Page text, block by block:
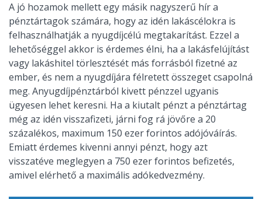
A jó hozamok mellett egy másik nagyszerű hír a
pénztártagok számára, hogy az idén lakáscélokra is
felhasználhatják a nyugdíjcélú megtakarítást. Ezzel a
lehetőséggel akkor is érdemes élni, ha a lakásfelújítást
vagy lakáshitel törlesztését más forrásból fizetné az
ember, és nem a nyugdíjára félretett összeget csapolná
meg. Anyugdíjpénztárból kivett pénzzel ugyanis
ügyesen lehet keresni. Ha a kiutalt pénzt a pénztártag
még az idén visszafizeti, járni fog rá jövőre a 20
százalékos, maximum 150 ezer forintos adójóváírás.
Emiatt érdemes kivenni annyi pénzt, hogy azt
visszatéve meglegyen a 750 ezer forintos befizetés,
amivel elérhető a maximális adókedvezmény.